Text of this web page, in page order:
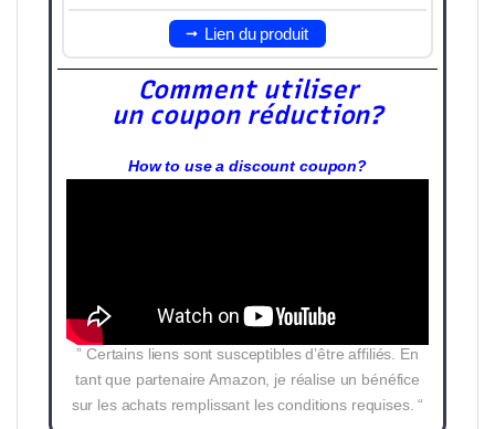
Lien du produit
Comment utiliser
un coupon réduction?
How to use a discount coupon?
” Certains liens sont susceptibles d’être affiliés. En
tant que partenaire Amazon, je réalise un bénéfice
sur les achats remplissant les conditions requises. “